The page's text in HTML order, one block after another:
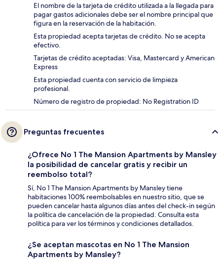
El nombre de la tarjeta de crédito utilizada a la llegada para
pagar gastos adicionales debe ser el nombre principal que
figura en la reservación de la habitación.
Esta propiedad acepta tarjetas de crédito. No se acepta
efectivo.
Tarjetas de crédito aceptadas: Visa, Mastercard y American
Express
Esta propiedad cuenta con servicio de limpieza
profesional.
Número de registro de propiedad: No Registration ID
Preguntas frecuentes
¿Ofrece No 1 The Mansion Apartments by Mansley
la posibilidad de cancelar gratis y recibir un
reembolso total?
Sí, No 1 The Mansion Apartments by Mansley tiene
habitaciones 100% reembolsables en nuestro sitio, que se
pueden cancelar hasta algunos días antes del check-in según
la política de cancelación de la propiedad. Consulta esta
política para ver los términos y condiciones detallados.
¿Se aceptan mascotas en No 1 The Mansion
Apartments by Mansley?